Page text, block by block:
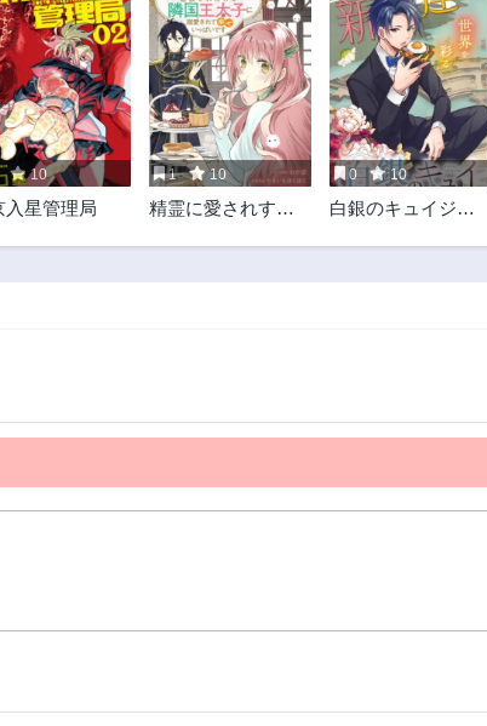
10
入星管理局
1 10
精霊に愛されすぎ
王太子に溺愛され
0 10
白銀のキュイジー